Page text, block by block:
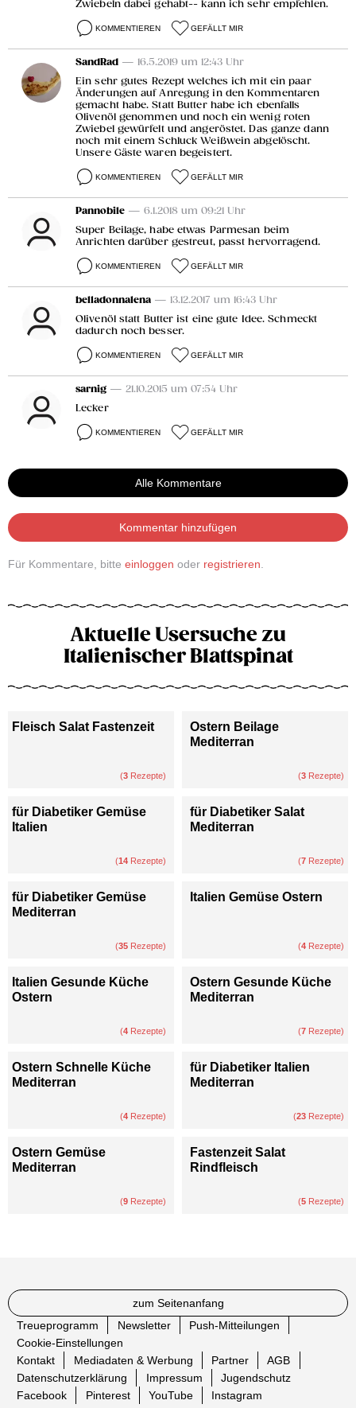
Zwiebeln dabei gehabt-- kann ich sehr empfehlen.
KOMMENTIEREN GEFÄLLT MIR
SandRad — 16.5.2019 um 12:43 Uhr
Ein sehr gutes Rezept welches ich mit ein paar
Änderungen auf Anregung in den Kommentaren
gemacht habe. Statt Butter habe ich ebenfalls
Olivenöl genommen und noch ein wenig roten
Zwiebel gewürfelt und angeröstet. Das ganze dann
noch mit einem Schluck Weißwein abgelöscht.
Unsere Gäste waren begeistert.
KOMMENTIEREN GEFÄLLT MIR
Pannobile — 6.1.2018 um 09:21 Uhr
Super Beilage, habe etwas Parmesan beim
Anrichten darüber gestreut, passt hervorragend.
KOMMENTIEREN GEFÄLLT MIR
belladonnalena — 13.12.2017 um 16:43 Uhr
Olivenöl statt Butter ist eine gute Idee. Schmeckt
dadurch noch besser.
KOMMENTIEREN GEFÄLLT MIR
sarnig — 21.10.2015 um 07:54 Uhr
Lecker
KOMMENTIEREN GEFÄLLT MIR
Alle Kommentare
Kommentar hinzufügen
Für Kommentare, bitte einloggen oder registrieren
Aktuelle Usersuche zu
Italienischer Blattspinat
Fleisch Salat Fastenzeit
(3 Rezepte)
Ostern Beilage
Mediterran
(3 Rezepte)
für Diabetiker Gemüse
Italien
(14 Rezepte)
für Diabetiker Salat
Mediterran
(7 Rezepte)
für Diabetiker Gemüse
Mediterran
(35 Rezepte)
Italien Gemüse Ostern
(4 Rezepte)
Italien Gesunde Küche
Ostern
(4 Rezepte)
Ostern Gesunde Küche
Mediterran
(7 Rezepte)
Ostern Schnelle Küche
Mediterran
(4 Rezepte)
für Diabetiker Italien
Mediterran
(23 Rezepte)
Ostern Gemüse
Mediterran
(9 Rezepte)
Fastenzeit Salat
Rindfleisch
(5 Rezepte)
zum Seitenanfang
Treueprogramm
Newsletter
Push-Mitteilungen
Cookie-Einstellungen
Kontakt
Mediadaten & Werbung Partner
AGB
Datenschutzerklärung
Impressum
Jugendschutz
Facebook
Pinterest YouTube Instagram